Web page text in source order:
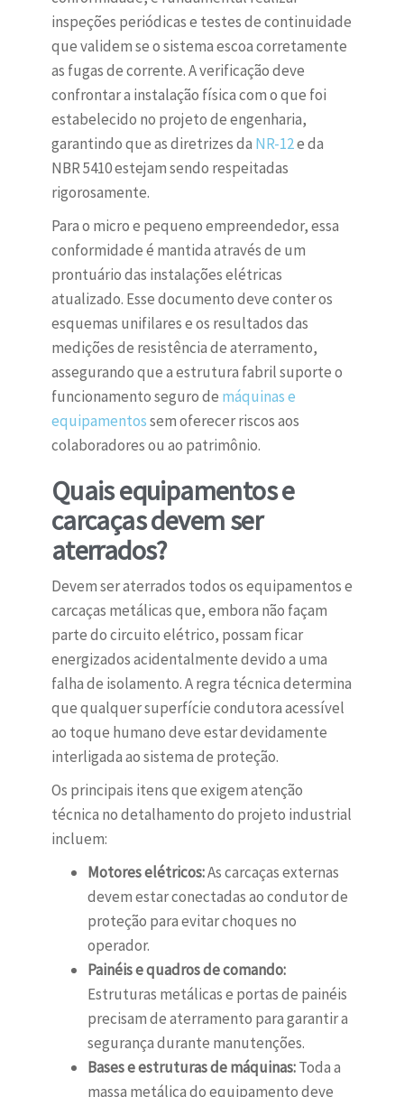
inspeções periódicas e testes de continuidade
que validem se o sistema escoa corretamente
as fugas de corrente. A verificação deve
confrontar a instalação física com o que foi
estabelecido no projeto de engenharia,
garantindo que as diretrizes da NR-12e da
NBR 5410 estejam sendo respeitadas
rigorosamente.
Para o micro e pequeno empreendedor, essa
conformidade é mantida através de um
prontuário das instalações elétricas
atualizado. Esse documento deve conter os
esquemas unifilares e os resultados das
medições de resistência de aterramento,
assegurando que a estrutura fabril suporte o
funcionamento seguro de máquinas e
equipamentossem oferecer riscos aos
colaboradores ou ao patrimônio.
Quais equipamentos e
carcaças devem ser
aterrados?
Devem ser aterrados todos os equipamentos e
carcaças metálicas que, embora não façam
parte do circuito elétrico, possam ficar
energizados acidentalmente devido a uma
falha de isolamento. A regra técnica determina
que qualquer superfície condutora acessível
ao toque humano deve estar devidamente
interligada ao sistema de proteção.
Os principais itens que exigem atenção
técnica no detalhamento do projeto industrial
incluem:
Motores elétricos:As carcaças externas
devem estar conectadas ao condutor de
proteção para evitar choques no
operador.
Painéis e quadros de comando:
Estruturas metálicas e portas de painéis
precisam de aterramento para garantir a
segurança durante manutenções.
Bases e estruturas de máquinas:Toda a
massa metálica do equipamento deve